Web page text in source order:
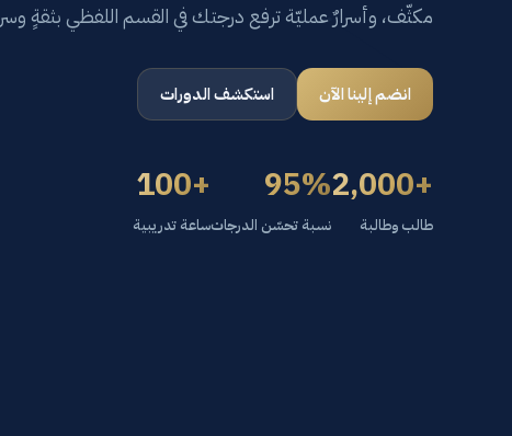
مكثّف، وأسرارٌ عمليّة ترفع درجتك في القسم اللفظي بثقةٍ
انضم إلينا الآن استكشف الدورات
+2,000
طالب وطالبة
95%
نسبة تحسّن الدرجات
+100
ساعة تدريبية